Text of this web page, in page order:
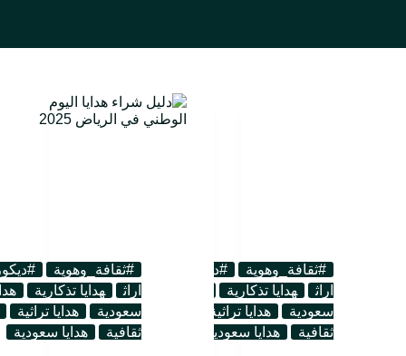
#ثقافة_وهوية #ديكور_تراثي
مقالات
اراث
هدايا تذكارية
سعودية
هدايا تراثية
ثقافية
هدايا سعودية
#ثقافة_وهوية
اراث
هدايا تذكارية
سعودية
هدايا تراثية
ثقافية
هدايا سعودية